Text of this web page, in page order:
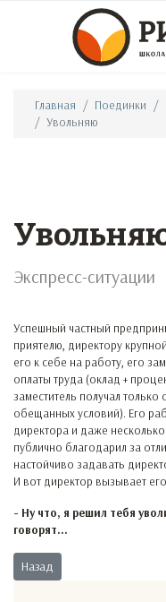
Главная Поединки
Увольняю
Экспресс-ситуации
Успешный частный
приятелю, директору
его к себе на работу, его
оплаты труда (оклад +
заместитель получал
обещанных условий). Его
директора и даже
публично благодарил за
настойчиво задавать
И вот директор вызывает
- Ну что, я решил тебя
говорят...
Предыдущий: Убийца
Назад